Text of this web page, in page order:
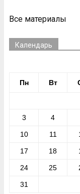
Все материалы
Календарь
Пн Вт
3 4
10 11
17 18
24 25
31